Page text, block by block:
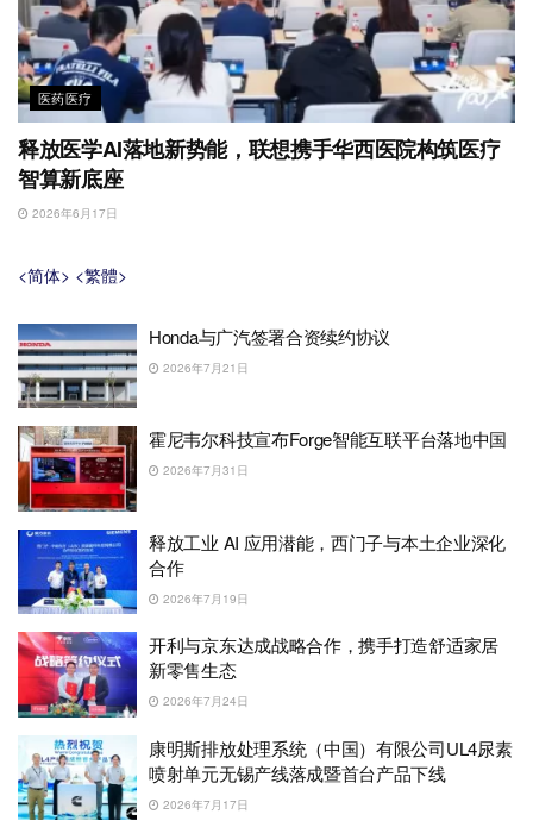
医药医疗
释放医学AI落地新势能，联想携手华西医院构筑医疗
智算新底座
2026年6月17日
<简体> <繁體>
Honda与广汽签署合资续约协议
2026年7月21日
霍尼韦尔科技宣布Forge智能互联平台落地中国
2026年7月31日
释放工业 AI 应用潜能，西门子与本土企业深化
合作
2026年7月19日
开利与京东达成战略合作，携手打造舒适家居
新零售生态
2026年7月24日
康明斯排放处理系统（中国）有限公司UL4尿素
喷射单元无锡产线落成暨首台产品下线
2026年7月17日